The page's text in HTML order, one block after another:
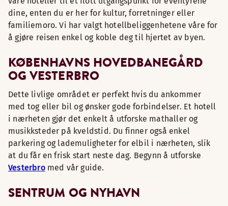
dine, enten du er her for kultur, forretninger eller
familiemoro. Vi har valgt hotellbeliggenhetene våre for
å gjøre reisen enkel og koble deg til hjertet av byen.
KØBENHAVNS HOVEDBANEGÅRD
OG VESTERBRO
Dette livlige området er perfekt hvis du ankommer
med tog eller bil og ønsker gode forbindelser. Et hotell
i nærheten gjør det enkelt å utforske mathaller og
musikksteder på kveldstid. Du finner også enkel
parkering og lademuligheter for elbil i nærheten, slik
at du får en frisk start neste dag. Begynn å utforske
Vesterbromed vår guide.
SENTRUM OG NYHAVN